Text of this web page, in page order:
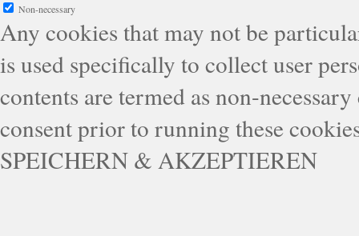
Non-necessary
Any cookies that may not be
is used specifically to collect user
contents are termed as non-
consent prior to running these
SPEICHERN & AKZEPTIEREN